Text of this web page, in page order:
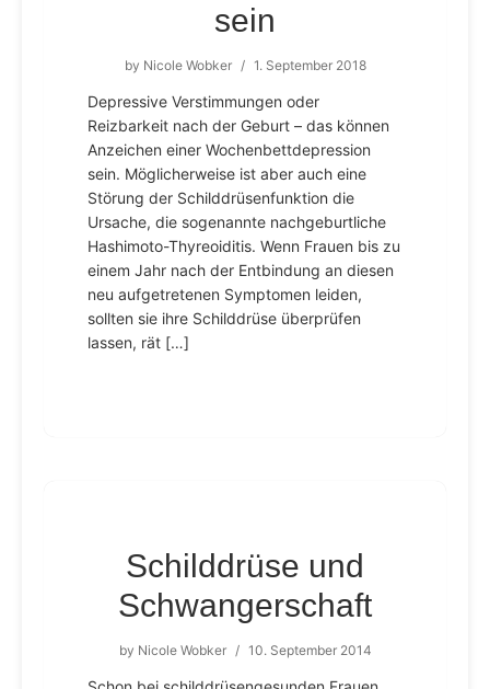
sein
by Nicole Wobker / 1. September 2018
Depressive Verstimmungen oder
Reizbarkeit nach der Geburt – das können
Anzeichen einer Wochenbettdepression
sein. Möglicherweise ist aber auch eine
Störung der Schilddrüsenfunktion die
Ursache, die sogenannte nachgeburtliche
Hashimoto-Thyreoiditis. Wenn Frauen bis zu
einem Jahr nach der Entbindung an diesen
neu aufgetretenen Symptomen leiden,
sollten sie ihre Schilddrüse überprüfen
lassen, rät […]
Schilddrüse und
Schwangerschaft
by Nicole Wobker / 10. September 2014